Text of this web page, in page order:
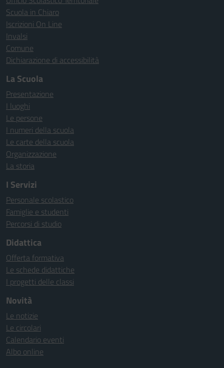
Scuola in Chiaro
Iscrizioni On Line
Invalsi
Comune
Dichiarazione di accessibilità
La Scuola
Presentazione
I luoghi
Le persone
I numeri della scuola
Le carte della scuola
Organizzazione
La storia
I Servizi
Personale scolastico
Famiglie e studenti
Percorsi di studio
Didattica
Offerta formativa
Le schede didattiche
I progetti delle classi
Novità
Le notizie
Le circolari
Calendario eventi
Albo online